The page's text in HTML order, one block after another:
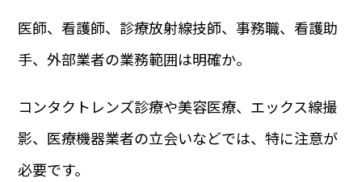
医師、看護師、診療放射線技師、事務職、看護助
手、外部業者の業務範囲は明確か。
コンタクトレンズ診療や美容医療、エックス線撮
影、医療機器業者の立会いなどでは、特に注意が
必要です。